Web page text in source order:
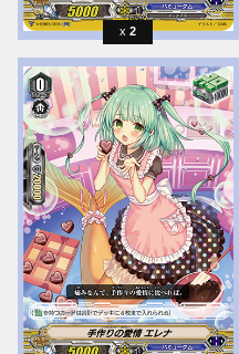
2